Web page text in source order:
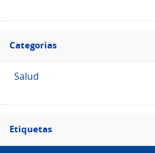
Filtro
Categorias
Categorias
Salud
Filtro
Etiquetas
Etiquetas